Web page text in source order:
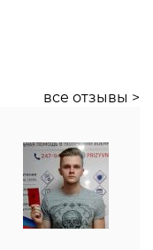
все отзывы >